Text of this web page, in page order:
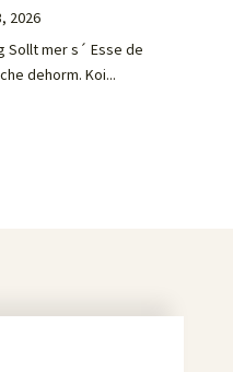
2026
Sollt mer s´ Esse de
dehorm. Koi...